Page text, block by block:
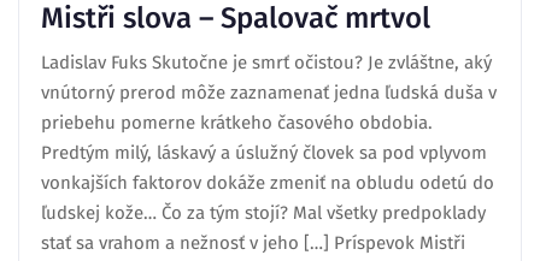
Mistři slova – Spalovač mrtvol
Ladislav Fuks Skutočne je smrť očistou? Je zvláštne, aký
vnútorný prerod môže zaznamenať jedna ľudská duša v
priebehu pomerne krátkeho časového obdobia.
Predtým milý, láskavý a úslužný človek sa pod vplyvom
vonkajších faktorov dokáže zmeniť na obludu odetú do
ľudskej kože… Čo za tým stojí? Mal všetky predpoklady
stať sa vrahom a nežnosť v jeho […] Príspevok Mistři